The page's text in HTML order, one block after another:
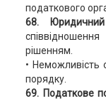
податкового
68.
рішенням.
• Неможливість
порядку.
69. Податкове